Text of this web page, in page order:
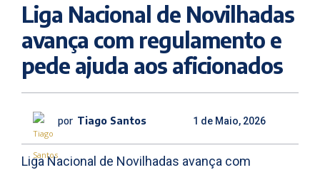
Liga Nacional de Novilhadas
avança com regulamento e
pede ajuda aos aficionados
por Tiago Santos 1 de Maio, 2026
Liga Nacional de Novilhadas avança com